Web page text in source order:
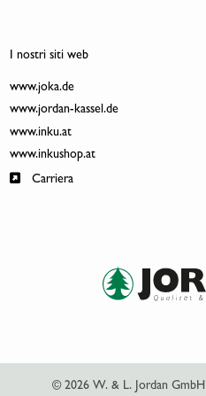
I nostri siti web
www.joka.de
www.jordan-kassel.de
www.inku.at
www.inkushop.at
Carriera
© 2026 W. & L. Jordan GmbH